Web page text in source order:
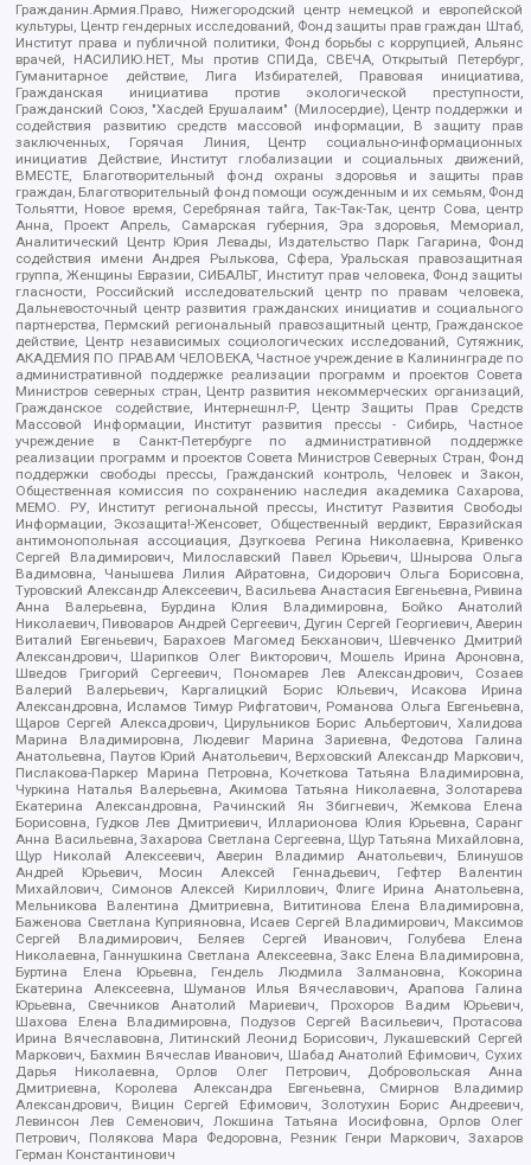
Гражданин.Армия.Право, Нижегородский центр немецкой и европейской
культуры, Центр гендерных исследований, Фонд защиты прав граждан Штаб,
Институт права и публичной политики, Фонд борьбы с коррупцией, Альянс
врачей, НАСИЛИЮ.НЕТ, Мы против СПИДа, СВЕЧА, Открытый Петербург,
Гуманитарное действие, Лига Избирателей, Правовая инициатива,
Гражданская инициатива против экологической преступности,
Гражданский Союз, "Хасдей Ерушалаим" (Милосердие), Центр поддержки и
содействия развитию средств массовой информации, В защиту прав
заключенных, Горячая Линия, Центр социально-информационных
инициатив Действие, Институт глобализации и социальных движений,
ВМЕСТЕ, Благотворительный фонд охраны здоровья и защиты прав
граждан, Благотворительный фонд помощи осужденным и их семьям, Фонд
Тольятти, Новое время, Серебряная тайга, Так-Так-Так, центр Сова, центр
Анна, Проект Апрель, Самарская губерния, Эра здоровья, Мемориал,
Аналитический Центр Юрия Левады, Издательство Парк Гагарина, Фонд
содействия имени Андрея Рылькова, Сфера, Уральская правозащитная
группа, Женщины Евразии, СИБАЛЬТ, Институт прав человека, Фонд защиты
гласности, Российский исследовательский центр по правам человека,
Дальневосточный центр развития гражданских инициатив и социального
партнерства, Пермский региональный правозащитный центр, Гражданское
действие, Центр независимых социологических исследований, Сутяжник,
АКАДЕМИЯ ПО ПРАВАМ ЧЕЛОВЕКА, Частное учреждение в Калининграде по
административной поддержке реализации программ и проектов Совета
Министров северных стран, Центр развития некоммерческих организаций,
Гражданское содействие, Интернешнл-Р, Центр Защиты Прав Средств
Массовой Информации, Институт развития прессы - Сибирь, Частное
учреждение в Санкт-Петербурге по административной поддержке
реализации программ и проектов Совета Министров Северных Стран, Фонд
поддержки свободы прессы, Гражданский контроль, Человек и Закон,
Общественная комиссия по сохранению наследия академика Сахарова,
МЕМО. РУ, Институт региональной прессы, Институт Развития Свободы
Информации, Экозащита!-Женсовет, Общественный вердикт, Евразийская
антимонопольная ассоциация, Дзугкоева Регина Николаевна, Кривенко
Сергей Владимирович, Милославский Павел Юрьевич, Шнырова Ольга
Вадимовна, Чанышева Лилия Айратовна, Сидорович Ольга Борисовна,
Туровский Александр Алексеевич, Васильева Анастасия Евгеньевна, Ривина
Анна Валерьевна, Бурдина Юлия Владимировна, Бойко Анатолий
Николаевич, Пивоваров Андрей Сергеевич, Дугин Сергей Георгиевич, Аверин
Виталий Евгеньевич, Барахоев Магомед Бекханович, Шевченко Дмитрий
Александрович, Шарипков Олег Викторович, Мошель Ирина Ароновна,
Шведов Григорий Сергеевич, Пономарев Лев Александрович, Созаев
Валерий Валерьевич, Каргалицкий Борис Юльевич, Исакова Ирина
Александровна, Исламов Тимур Рифгатович, Романова Ольга Евгеньевна,
Щаров Сергей Алексадрович, Цирульников Борис Альбертович, Халидова
Марина Владимировна, Людевиг Марина Зариевна, Федотова Галина
Анатольевна, Паутов Юрий Анатольевич, Верховский Александр Маркович,
Пислакова-Паркер Марина Петровна, Кочеткова Татьяна Владимировна,
Чуркина Наталья Валерьевна, Акимова Татьяна Николаевна, Золотарева
Екатерина Александровна, Рачинский Ян Збигневич, Жемкова Елена
Борисовна, Гудков Лев Дмитриевич, Илларионова Юлия Юрьевна, Саранг
Анна Васильевна, Захарова Светлана Сергеевна, Щур Татьяна Михайловна,
Щур Николай Алексеевич, Аверин Владимир Анатольевич, Блинушов
Андрей Юрьевич, Мосин Алексей Геннадьевич, Гефтер Валентин
Михайлович, Симонов Алексей Кириллович, Флиге Ирина Анатольевна,
Мельникова Валентина Дмитриевна, Вититинова Елена Владимировна,
Баженова Светлана Куприяновна, Исаев Сергей Владимирович, Максимов
Сергей Владимирович, Беляев Сергей Иванович, Голубева Елена
Николаевна, Ганнушкина Светлана Алексеевна, Закс Елена Владимировна,
Буртина Елена Юрьевна, Гендель Людмила Залмановна, Кокорина
Екатерина Алексеевна, Шуманов Илья Вячеславович, Арапова Галина
Юрьевна, Свечников Анатолий Мариевич, Прохоров Вадим Юрьевич,
Шахова Елена Владимировна, Подузов Сергей Васильевич, Протасова
Ирина Вячеславовна, Литинский Леонид Борисович, Лукашевский Сергей
Маркович, Бахмин Вячеслав Иванович, Шабад Анатолий Ефимович, Сухих
Дарья Николаевна, Орлов Олег Петрович, Добровольская Анна
Дмитриевна, Королева Александра Евгеньевна, Смирнов Владимир
Александрович, Вицин Сергей Ефимович, Золотухин Борис Андреевич,
Левинсон Лев Семенович, Локшина Татьяна Иосифовна, Орлов Олег
Петрович, Полякова Мара Федоровна, Резник Генри Маркович, Захаров
Герман Константинович